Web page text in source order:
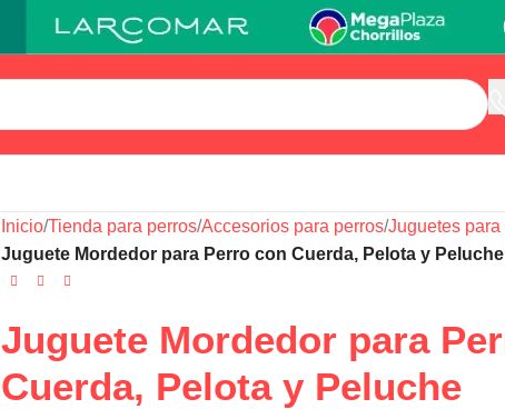
Inicio/Tienda para perros/Accesorios para perros/Juguetes para
Juguete Mordedor para Perro con Cuerda, Pelota y Peluche
Juguete Mordedor para
Cuerda, Pelota y Peluche